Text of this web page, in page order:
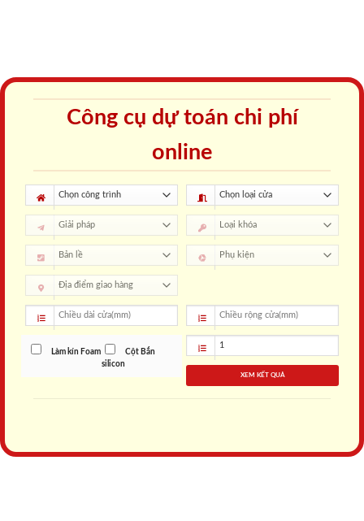
Công cụ dự toán chi phí
online
Làm kín Foam
Cột Bắn
silicon
XEM KẾT QUẢ